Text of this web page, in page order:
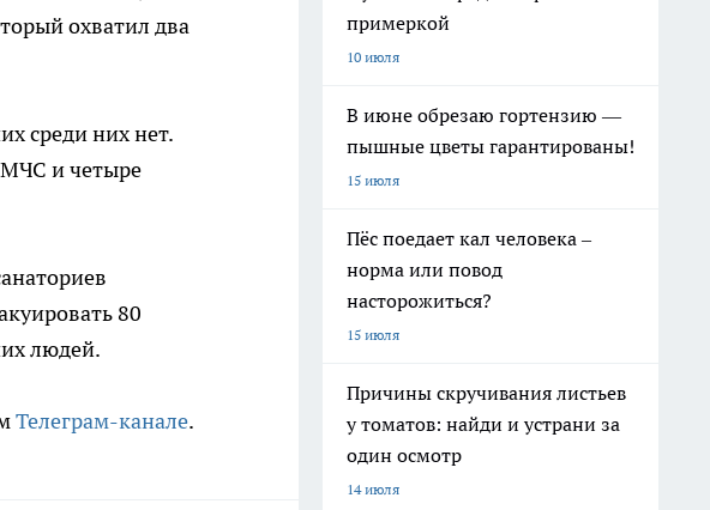
охватил два
среди них нет.
МЧС и четыре
80
людей.
Телеграм-канале.
примеркой
10 июля
В июне обрезаю гортензию —
пышные цветы гарантированы!
15 июля
Пёс поедает кал человека –
норма или повод
насторожиться?
15 июля
Причины скручивания листьев
у томатов: найди и устрани за
один осмотр
14 июля